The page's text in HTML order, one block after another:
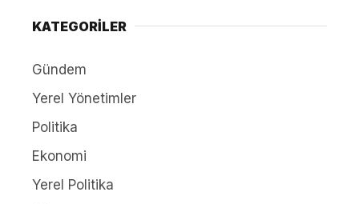
KATEGORİLER
Gündem
Yerel Yönetimler
Politika
Ekonomi
Yerel Politika